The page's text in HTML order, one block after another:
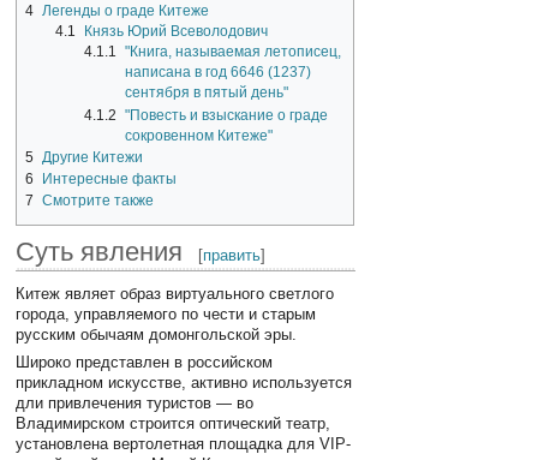
4 Легенды о граде Китеже
4.1
Князь Юрий Всеволодович
4.1.1 "Книга, называемая летописец,
написана в год 6646 (1237)
сентября в пятый день"
4.1.2 "Повесть и взыскание о граде
сокровенном Китеже"
5 Другие Китежи
6
Интересные факты
7
Смотрите также
Суть явления [править]
Китеж являет образ виртуального светлого
города, управляемого по чести и старым
русским обычаям домонгольской эры.
Широко представлен в российском
прикладном искусстве, активно используется
дли привлечения туристов — во
Владимирском строится оптический театр,
установлена вертолетная площадка для VIP-